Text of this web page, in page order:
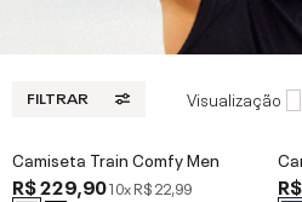
FILTRAR Visualização
Camiseta Train Comfy Men
R$ 229,9010xR$ 22,99